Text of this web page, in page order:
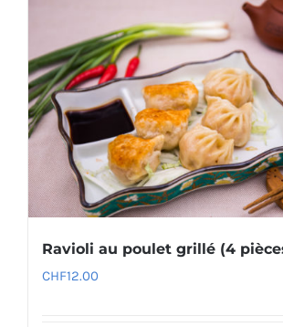
Ravioli au poulet grillé (4
CHF12.00